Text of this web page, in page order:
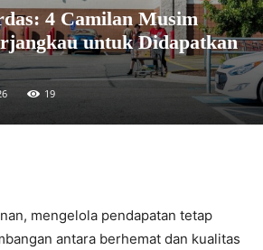
4 Camilan Musim
untuk Didapatkan
19
mengelola pendapatan tetap
antara berhemat dan kualitas